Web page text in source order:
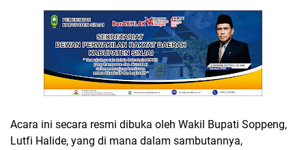
Acara ini secara resmi dibuka oleh Wakil Bupati Soppeng,
Lutfi Halide, yang di mana dalam sambutannya,